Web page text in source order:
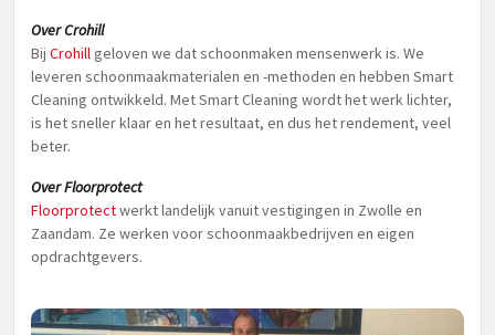
Over Crohill
Bij Crohill geloven we dat schoonmaken mensenwerk is. We
leveren schoonmaakmaterialen en -methoden en hebben Smart
Cleaning ontwikkeld. Met Smart Cleaning wordt het werk lichter,
is het sneller klaar en het resultaat, en dus het rendement, veel
beter.
Over Floorprotect
Floorprotectwerkt landelijk vanuit vestigingen in Zwolle en
Zaandam. Ze werken voor schoonmaakbedrijven en eigen
opdrachtgevers.